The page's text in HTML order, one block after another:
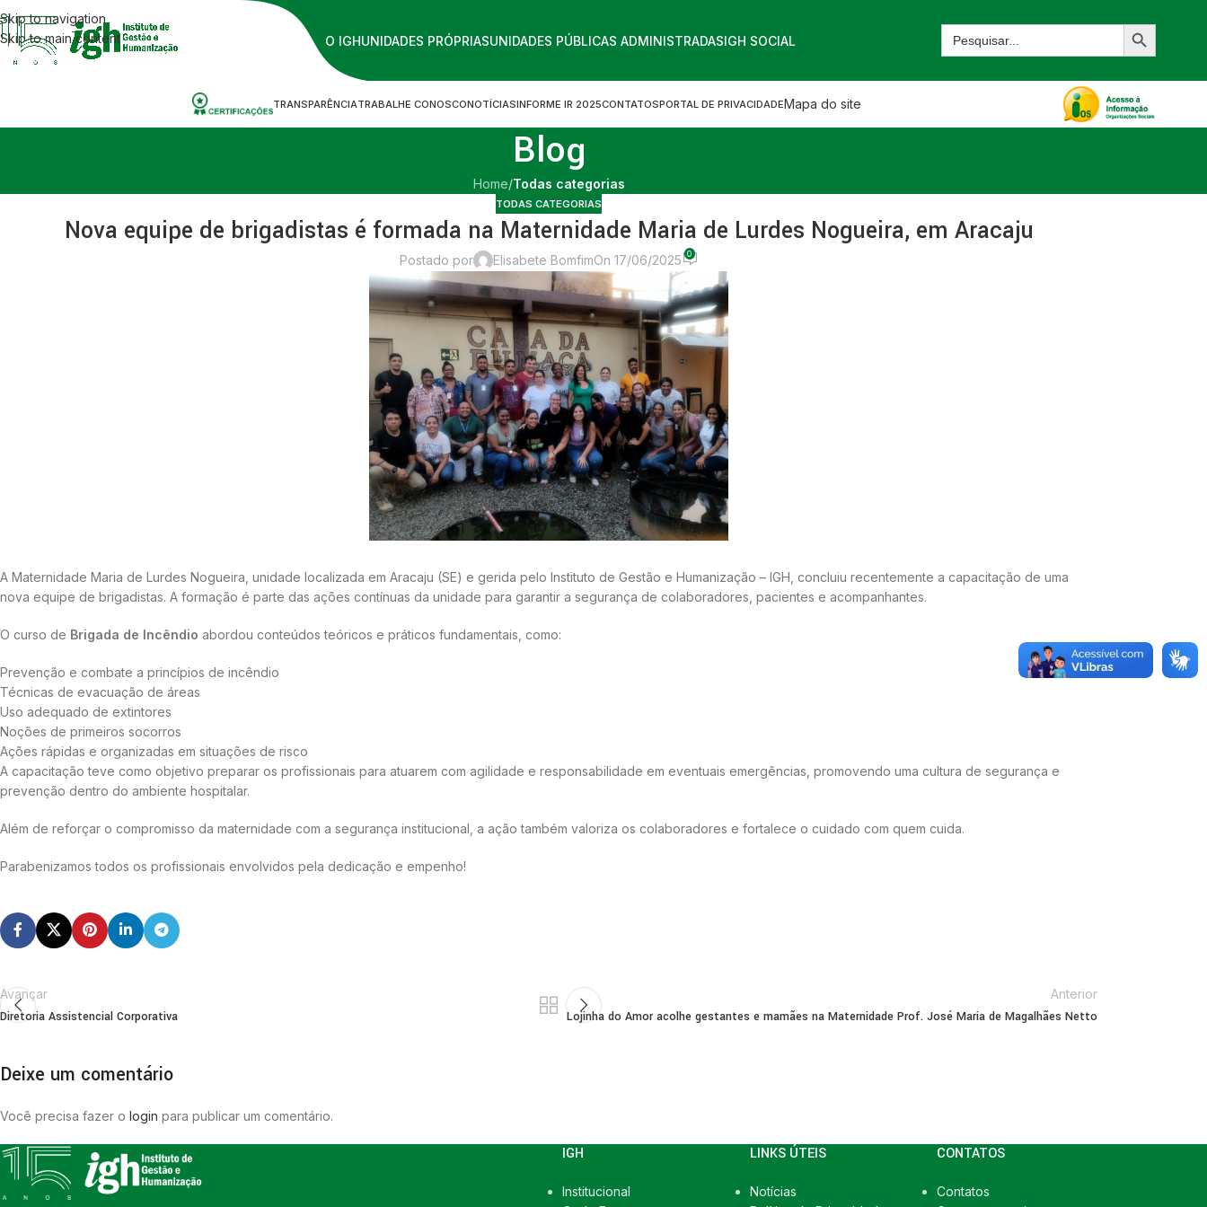
Skip to navigation
Skip to main content
O IGHUNIDADES PRÓPRIASUNIDADES PÚBLICAS ADMINISTRADASIGH SOCIAL
TRANSPARÊNCIATRABALHE CONOSCONOTÍCIASINFORME IR 2025CONTATOSPORTAL DE PRIVACIDADEMapa do site
Blog
Home/Todas categorias
TODAS CATEGORIAS
Nova equipe de brigadistas é formada na Maternidade Maria de Lurdes Nogueira, em Aracaju
Postado por Elisabete BomfimOn 17/06/2025 0
A Maternidade Maria de Lurdes Nogueira, unidade localizada em Aracaju (SE) e gerida pelo Instituto de Gestão e Humanização – IGH, concluiu recentemente a capacitação de uma
nova equipe de brigadistas. A formação é parte das ações contínuas da unidade para garantir a segurança de colaboradores, pacientes e acompanhantes.
O curso de Brigada de Incêndio abordou conteúdos teóricos e práticos fundamentais, como:
Prevenção e combate a princípios de incêndio
Técnicas de evacuação de áreas
Uso adequado de extintores
Noções de primeiros socorros
Ações rápidas e organizadas em situações de risco
A capacitação teve como objetivo preparar os profissionais para atuarem com agilidade e responsabilidade em eventuais emergências, promovendo uma cultura de segurança e
prevenção dentro do ambiente hospitalar.
Além de reforçar o compromisso da maternidade com a segurança institucional, a ação também valoriza os colaboradores e fortalece o cuidado com quem cuida.
Parabenizamos todos os profissionais envolvidos pela dedicação e empenho!
Avançar
Diretoria Assistencial Corporativa
Anterior
Lojinha do Amor acolhe gestantes e mamães na Maternidade Prof. José Maria de Magalhães Netto
Deixe um comentário
Você precisa fazer o login para publicar um comentário.
IGH
Institucional
LINKS ÚTEIS
Notícias
CONTATOS
Contatos